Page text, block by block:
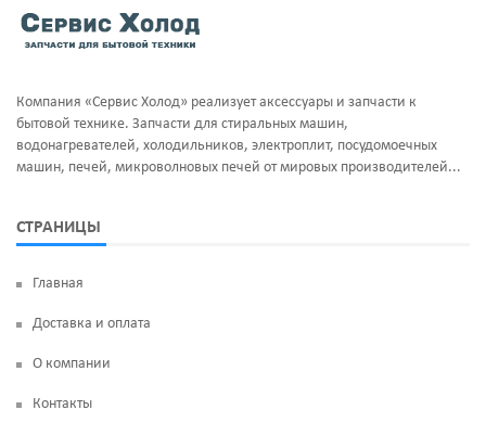
Тэны и нагреватели
Фильтра клапан шредора
Ручка люка
Суппорт и фланцы барабана
Термодатчики
УБЛ
Компания «Сервис Холод» реализует аксессуары и запчасти к
бытовой технике. Запчасти для стиральных машин,
водонагревателей, холодильников, электроплит, посудомоечных
машин, печей, микроволновых печей от мировых производителей...
СТРАНИЦЫ
Главная
Доставка и оплата
О компании
Контакты